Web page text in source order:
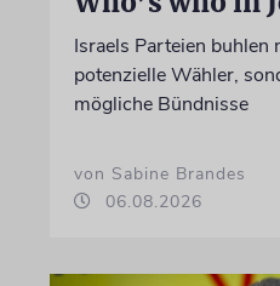
Israels Parteien buhlen
potenzielle Wähler,
mögliche Bündnisse
von Sabine Brandes
06.08.2026